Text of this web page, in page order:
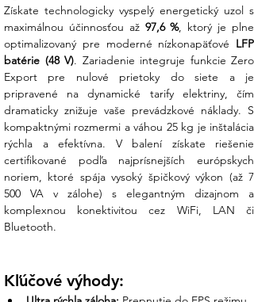
Získate technologicky vyspelý energetický uzol s
maximálnou účinnosťou až 97,6 %, ktorý je plne
optimalizovaný pre moderné nízkonapäťové LFP
batérie (48 V). Zariadenie integruje funkcie Zero
Export pre nulové prietoky do siete a je
pripravené na dynamické tarify elektriny, čím
dramaticky znižuje vaše prevádzkové náklady. S
kompaktnými rozmermi a váhou 25 kg je inštalácia
rýchla a efektívna. V balení získate riešenie
certifikované podľa najprísnejších európskych
noriem, ktoré spája vysoký špičkový výkon (až 7
500 VA v zálohe) s elegantným dizajnom a
komplexnou konektivitou cez WiFi, LAN či
Bluetooth.
Kľúčové výhody: